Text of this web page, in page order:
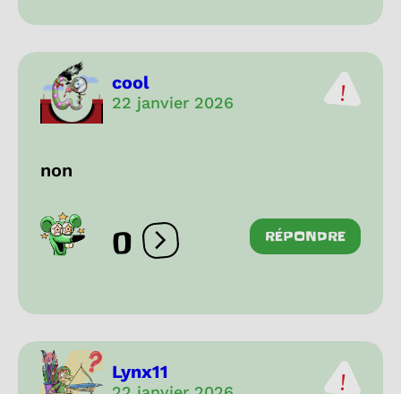
cool
22 janvier 2026
non
0 Ouvrir les réactions
RÉPONDRE
Lynx11